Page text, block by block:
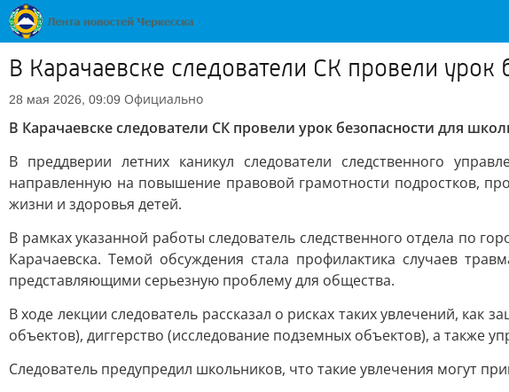
В Карачаевске следователи СК провели
28 мая 2026, 09:09 Официально
В Карачаевске следователи СК провели урок безопасности для
В преддверии летних каникул следователи следственного
направленную на повышение правовой грамотности подростков,
жизни и здоровья детей.
В рамках указанной работы следователь следственного отдела по
Карачаевска. Темой обсуждения стала профилактика случаев
представляющими серьезную проблему для общества.
В ходе лекции следователь рассказал о рисках таких увлечений,
объектов), диггерство (исследование подземных объектов), а также
Следователь предупредил школьников, что такие увлечения могут